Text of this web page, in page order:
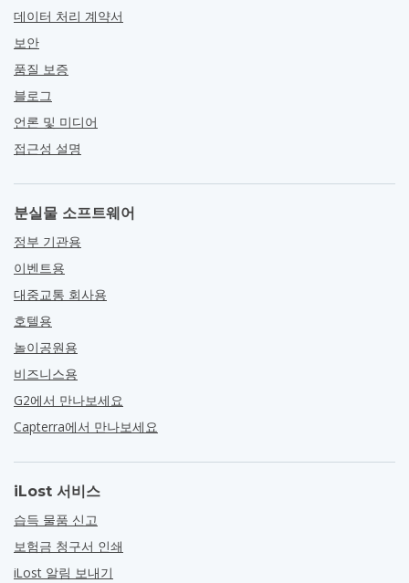
데이터 처리 계약서
보안
품질 보증
블로그
언론 및 미디어
접근성 설명
분실물 소프트웨어
정부 기관용
이벤트용
대중교통 회사용
호텔용
놀이공원용
비즈니스용
G2에서 만나보세요
Capterra에서 만나보세요
iLost 서비스
습득 물품 신고
보험금 청구서 인쇄
iLost 알림 보내기